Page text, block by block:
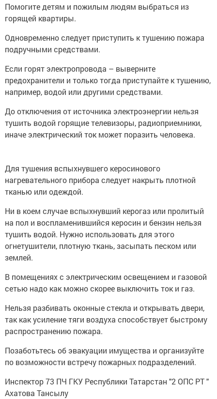
Помогите детям и пожилым людям выбраться из
горящей квартиры.
Одновременно следует приступить к тушению пожара
подручными средствами.
Если горят электропровода – выверните
предохранители и только тогда приступайте к тушению,
например, водой или другими средствами.
До отключения от источника электроэнергии нельзя
тушить водой горящие телевизоры, радиоприемники,
иначе электрический ток может поразить человека.
Для тушения вспыхнувшего керосинового
нагревательного прибора следует накрыть плотной
тканью или одеждой.
Ни в коем случае вспыхнувший керогаз или пролитый
на пол и воспламенившийся керосин и бензин нельзя
тушить водой. Нужно использовать для этого
огнетушители, плотную ткань, засыпать песком или
землей.
В помещениях с электрическим освещением и газовой
сетью надо как можно скорее выключить ток и газ.
Нельзя разбивать оконные стекла и открывать двери,
так как усиление тяги воздуха способствует быстрому
распространению пожара.
Позаботьтесь об эвакуации имущества и организуйте
по возможности встречу пожарных подразделений.
Инспектор 73 ПЧ ГКУ Республики Татарстан "2 ОПС РТ "
Ахатова Тансылу